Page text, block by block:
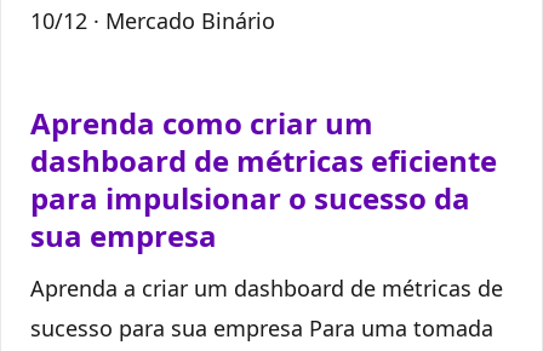
10/12 · Mercado Binário
Aprenda como criar um
dashboard de métricas eficiente
para impulsionar o sucesso da
sua empresa
Aprenda a criar um dashboard de métricas de
sucesso para sua empresa Para uma tomada